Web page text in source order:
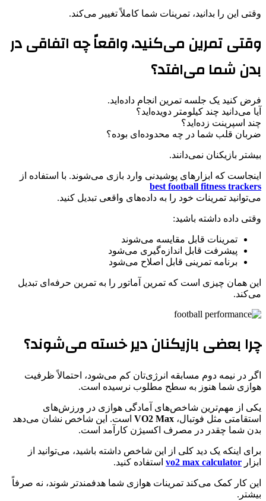
وقتی این را بدانید، تمرینات شما کاملاً تغییر می‌کند.
وقتی تمرین می‌کنید، واقعاً چه اتفاقی در
بدن شما می‌افتد؟
فرض کنید یک جلسه تمرین انجام داده‌اید.
آیا می‌دانید چند کیلومتر دویده‌اید؟
چند اسپرینت زده‌اید؟
ضربان قلب شما در چه محدوده‌ای بوده؟
بیشتر بازیکنان نمی‌دانند.
اینجاست که ابزارهای پوشیدنی وارد بازی می‌شوند. با استفاده از
best football fitness trackers
می‌توانید تمرینات خود را به داده‌های واقعی تبدیل کنید.
وقتی داده داشته باشید:
تمرینات قابل مقایسه می‌شوند
پیشرفت قابل اندازه‌گیری می‌شود
برنامه تمرینی قابل اصلاح می‌شود
این همان چیزی است که تمرین آماتور را به تمرین حرفه‌ای تبدیل
می‌کند.
چرا بعضی بازیکنان دیر خسته می‌شوند؟
اگر در نیمه دوم مسابقه انرژی‌تان کم می‌شود، احتمالاً ظرفیت
هوازی شما هنوز به سطح مطلوب نرسیده است.
یکی از مهم‌ترین شاخص‌های آمادگی هوازی در ورزش‌های
استقامتی مثل فوتبال، VO2 Max است. این شاخص نشان می‌دهد
بدن شما چقدر در مصرف اکسیژن کارآمد است.
برای اینکه یک دید کلی از این شاخص داشته باشید، می‌توانید از
ابزار vo2 max calculator استفاده کنید.
این کار کمک می‌کند تمرینات هوازی شما هدفمندتر شوند، نه صرفاً
بیشتر.